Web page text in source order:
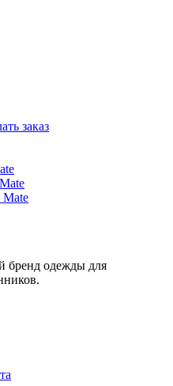
заказ
Mate
бренд одежды для